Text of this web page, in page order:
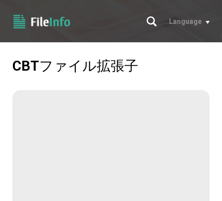
サーチ
Language
CBTファイル拡張子